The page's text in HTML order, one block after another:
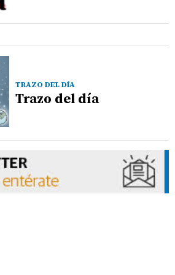
TRAZO DEL DÍA
Trazo del día